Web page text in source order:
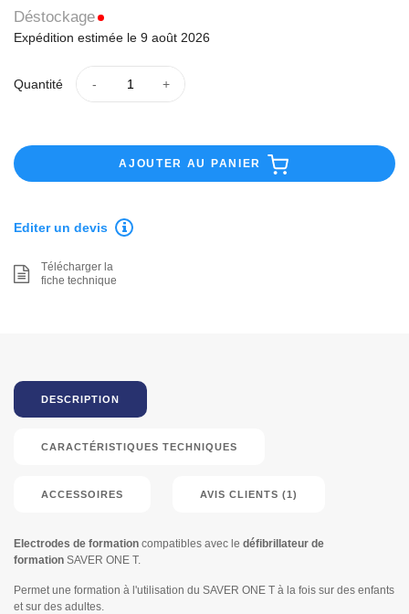
Déstockage
Expédition estimée le 9 août 2026
Quantité
AJOUTER AU PANIER
Editer un devis
Télécharger la
fiche technique
DESCRIPTION
CARACTÉRISTIQUES TECHNIQUES
ACCESSOIRES AVIS CLIENTS (1)
Electrodes de formation compatibles avec le défibrillateur de
formation SAVER ONE T.
Permet une formation à l'utilisation du SAVER ONE T à la fois sur des enfants
et sur des adultes.